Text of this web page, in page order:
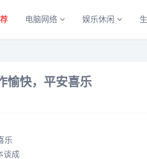
电脑网络 娱乐休闲
愉快，平安喜乐
乐
谈成